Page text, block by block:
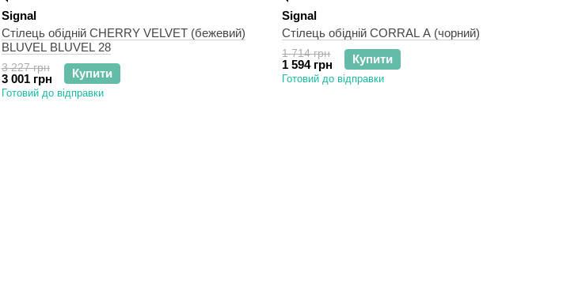
Signal
Стілець обідній CHERRY VELVET (бежевий)
BLUVEL BLUVEL 28
3 227 грн
3 001 грн Купити
Готовий до відправки
Signal
Стілець обідній CORRAL A (чорний)
1 714 грн
1 594 грн Купити
Готовий до відправки